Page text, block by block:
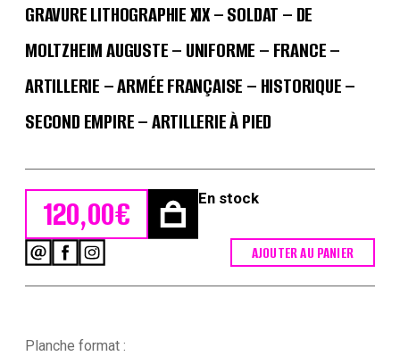
GRAVURE LITHOGRAPHIE XIX – SOLDAT – DE
MOLTZHEIM AUGUSTE – UNIFORME – FRANCE –
ARTILLERIE – ARMÉE FRANÇAISE – HISTORIQUE –
SECOND EMPIRE – ARTILLERIE À PIED
120,00€ En stock
-
AJOUTER AU PANIER
Planche format :